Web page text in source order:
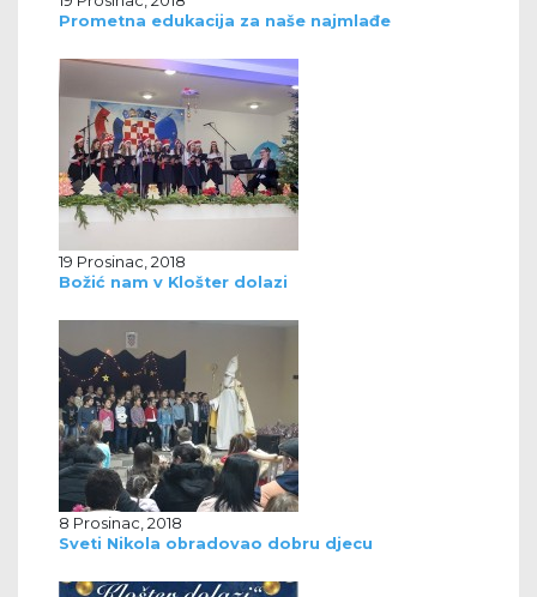
Prometna edukacija za naše najmlađe
19 Prosinac, 2018
Božić nam v Klošter dolazi
8 Prosinac, 2018
Sveti Nikola obradovao dobru djecu